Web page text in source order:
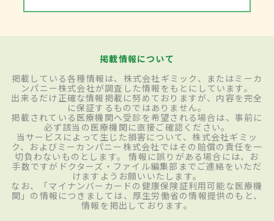
掲載情報について
掲載している各種情報は、株式会社ギミック、またはミーカ
ンパニー株式会社が調査した情報をもとにしています。
出来るだけ正確な情報掲載に努めておりますが、内容を完全
に保証するものではありません。
掲載されている医療機関へ受診を希望される場合は、事前に
必ず該当の医療機関に直接ご確認ください。
当サービスによって生じた損害について、株式会社ギミッ
ク、およびミーカンパニー株式会社ではその賠償の責任を一
切負わないものとします。 情報に誤りがある場合には、お
手数ですがドクターズ・ファイル編集部までご連絡をいただ
けますようお願いいたします。
なお、「マイナンバーカードの健康保険証利用可能な医療機
関」の情報につきましては、厚生労働省の情報提供のもと、
情報を掲出しております。